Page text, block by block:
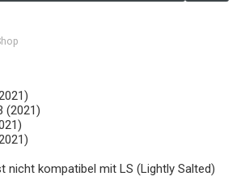
(2021)
nicht kompatibel mit LS (Lightly Salted)